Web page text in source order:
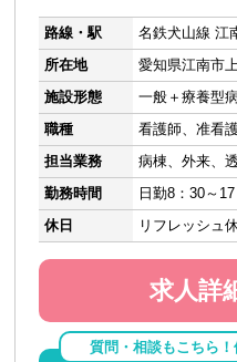
路線・駅
名鉄犬山線 江
所在地
愛知県江南市
施設形態
一般＋療養型
職種
看護師、准看
担当業務
病棟、外来、
勤務時間
日勤8：30～
休日
リフレッシュ
求人詳
質問・相談もこちら！